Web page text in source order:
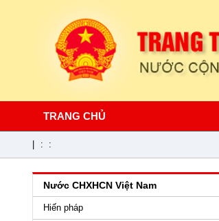
TRANG CHỦ
: :
Nước CHXHCN Việt Nam
Hiến pháp